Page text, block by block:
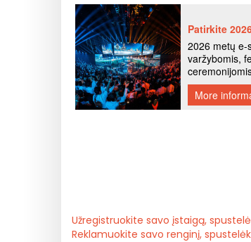
Užregistruokite savo įstaigą,
Reklamuokite savo renginį,